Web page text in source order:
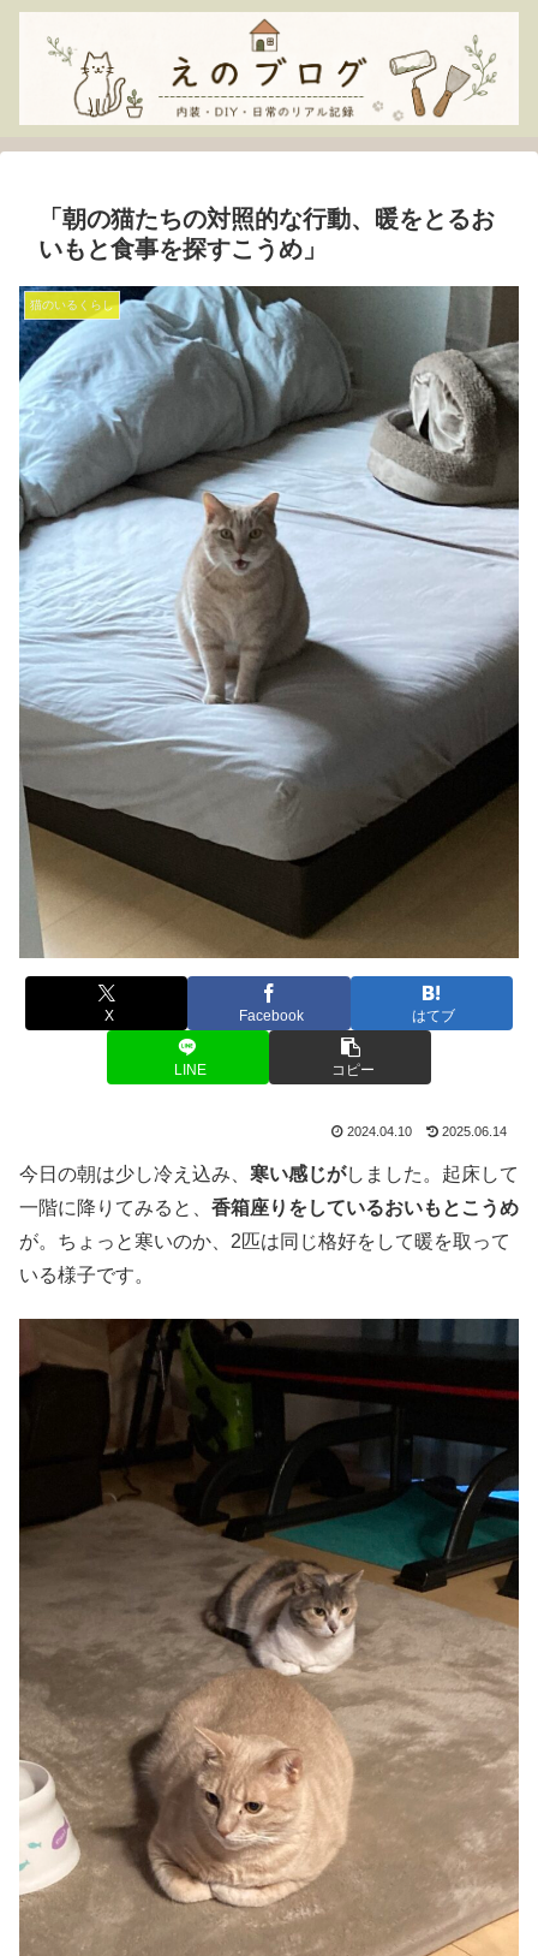
「朝の猫たちの対照的な行動、暖をとるお
いもと食事を探すこうめ」
猫のいるくらし
X Facebook はてブ
LINE コピー
2024.04.10 2025.06.14
今日の朝は少し冷え込み、 寒い感じがしました。起床して
一階に降りてみると、 香箱座りをしているおいもとこうめ
が。ちょっと寒いのか、2匹は同じ格好をして暖を取って
いる様子です。